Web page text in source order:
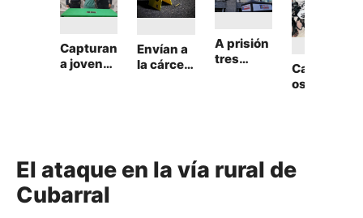
Capturan
a joven
agravado
Barranqu
Envían a
la cárcel
Cartagen
a
A prisión
tres
o en
Poneder
Capturad
os dos
El ataque en la vía rural de
Cubarral